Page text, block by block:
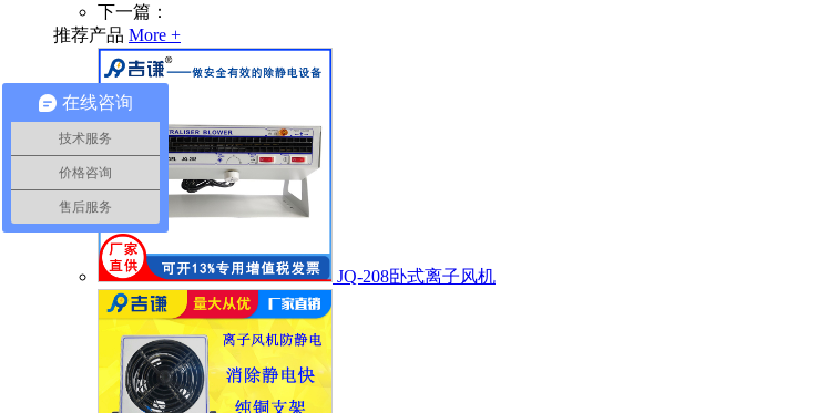
下一篇：
推荐产品 More +
JQ-208卧式离子风机
在线咨询
技术服务
价格咨询
售后服务